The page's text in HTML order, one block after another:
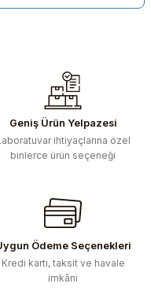
Geniş Ürün Yelpazesi
ihtiyaçlarına özel
binlerce ürün seçeneği
Ödeme Seçenekleri
Kredi kartı, taksit ve havale
imkânı